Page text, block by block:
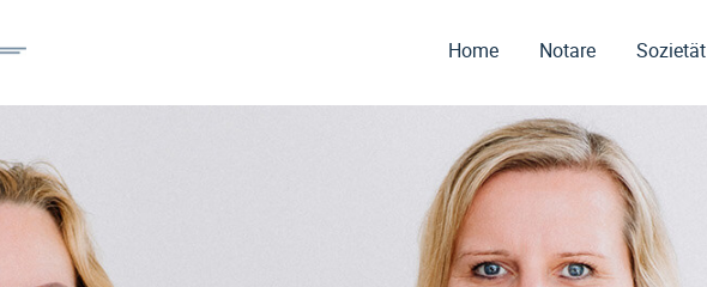
Home Notare Sozietät